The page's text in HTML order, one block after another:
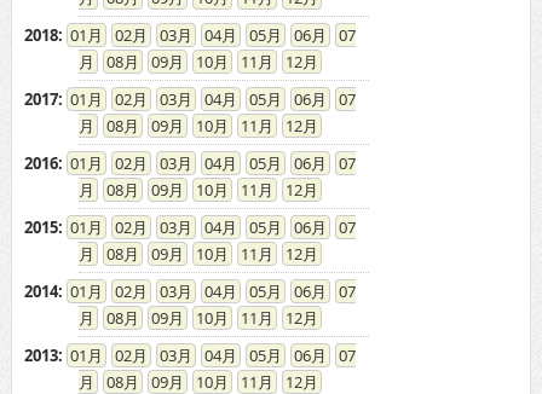
2018: 01 02 03 04 05 06
07
08
09 10 11
12
2017: 01 02 03 04 05 06
07
08
09 10 11
12
2016: 01 02 03 04 05 06
07
08
09 10 11
12
2015: 01 02 03 04 05 06
07
08
09 10 11
12
2014: 01 02 03 04 05 06
07
08
09 10 11
12
2013: 01 02 03 04 05 06
07
08
09 10 11
12